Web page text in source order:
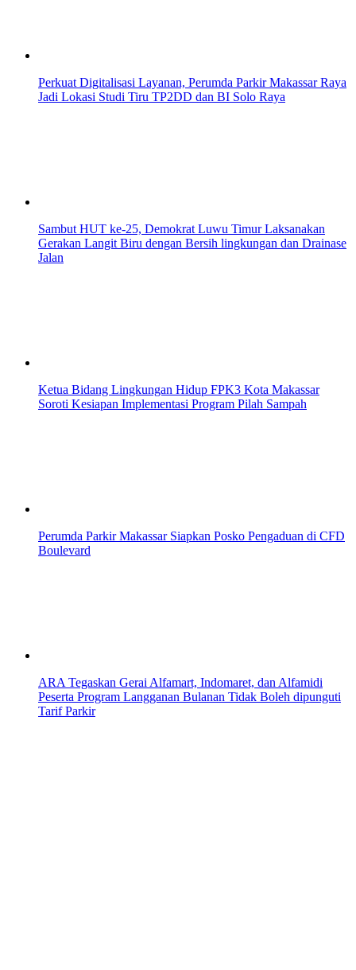
Perkuat Digitalisasi Layanan, Perumda Parkir Makassar Raya
Jadi Lokasi Studi Tiru TP2DD dan BI Solo Raya
Sambut HUT ke-25, Demokrat Luwu Timur Laksanakan
Gerakan Langit Biru dengan Bersih lingkungan dan Drainase
Jalan
Ketua Bidang Lingkungan Hidup FPK3 Kota Makassar
Soroti Kesiapan Implementasi Program Pilah Sampah
Perumda Parkir Makassar Siapkan Posko Pengaduan di CFD
Boulevard
ARA Tegaskan Gerai Alfamart, Indomaret, dan Alfamidi
Peserta Program Langganan Bulanan Tidak Boleh dipunguti
Tarif Parkir